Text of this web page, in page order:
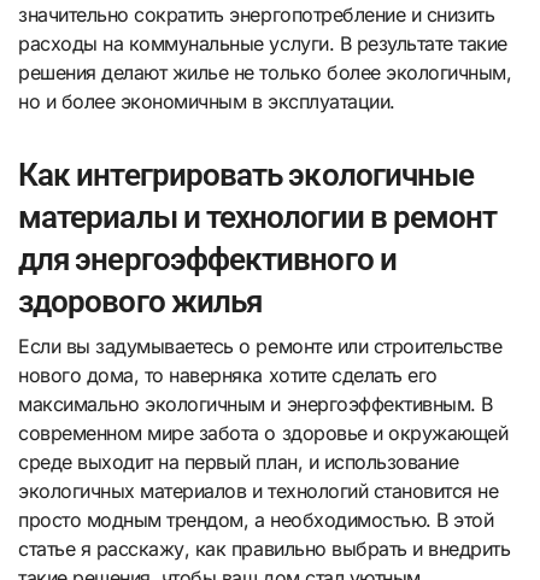
значительно сократить энергопотребление и снизить
расходы на коммунальные услуги. В результате такие
решения делают жилье не только более экологичным,
но и более экономичным в эксплуатации.
Как интегрировать экологичные
материалы и технологии в ремонт
для энергоэффективного и
здорового жилья
Если вы задумываетесь о ремонте или строительстве
нового дома, то наверняка хотите сделать его
максимально экологичным и энергоэффективным. В
современном мире забота о здоровье и окружающей
среде выходит на первый план, и использование
экологичных материалов и технологий становится не
просто модным трендом, а необходимостью. В этой
статье я расскажу, как правильно выбрать и внедрить